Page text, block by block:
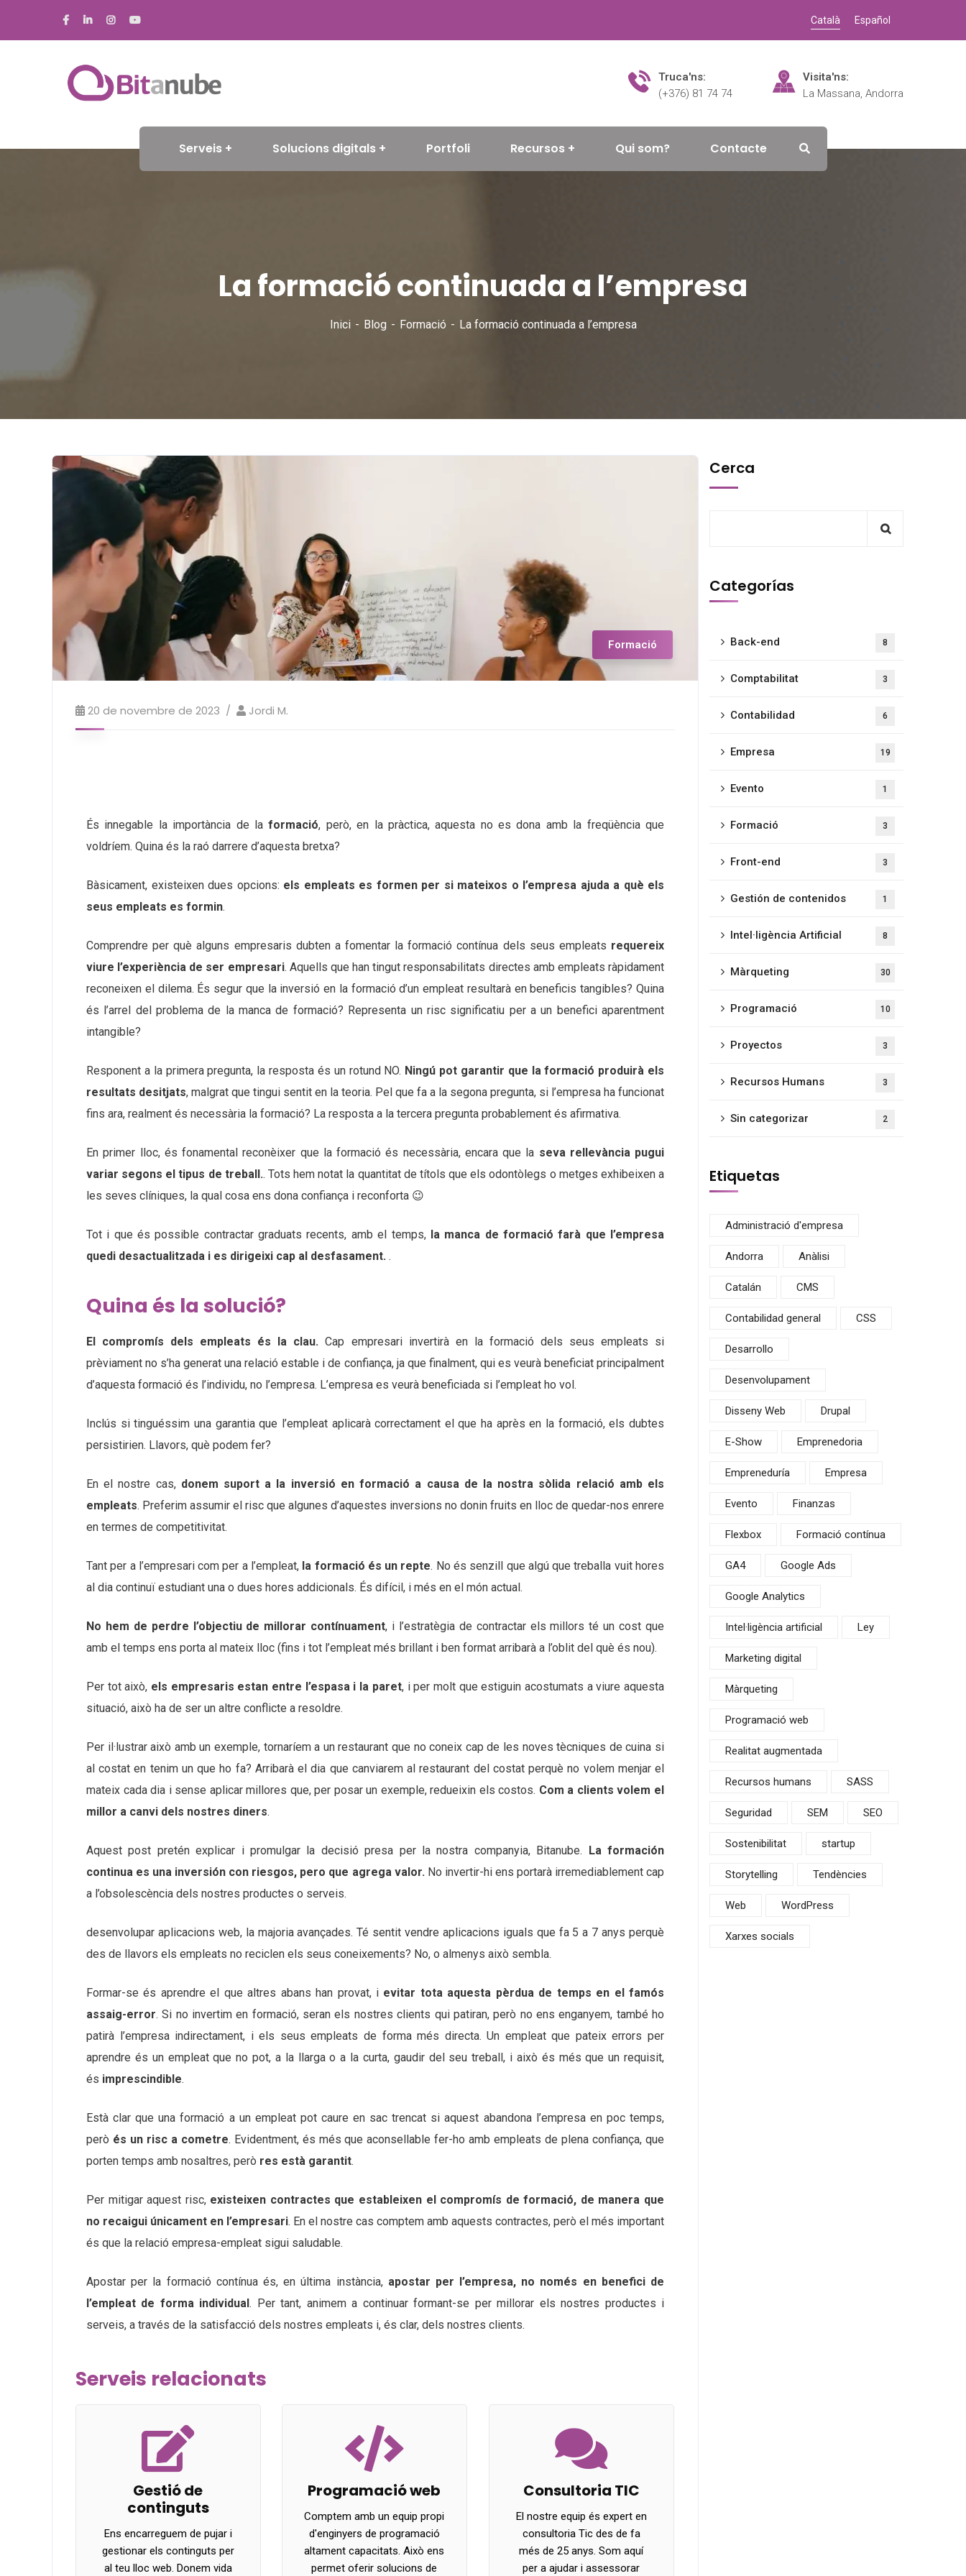
Català Español
Truca'ns:
(+376) 81 74 74
Visita'ns:
La Massana, Andorra
Serveis Solucions digitals Portfoli Recursos Qui som? Contacte
La formació continuada a l’empresa
Inici Blog Formació La formació continuada a l’empresa
Formació
20 de novembre de 2023 Jordi M.
És innegable la importància de laformació, però, en la pràctica, aquesta no es dona amb la freqüència que
voldríem. Quina és la raó darrere d’aquesta bretxa?
Bàsicament, existeixen dues opcions: els empleats es formen per si mateixos o l’empresa ajuda a què els
seus empleats es formin.
Comprendre per què alguns empresaris dubten a fomentar la formació contínua dels seus empleats requereix
viure l’experiència de ser empresari. Aquells que han tingut responsabilitats directes amb empleats ràpidament
reconeixen el dilema. És segur que la inversió en la formació d’un empleat resultarà en beneficis tangibles? Quina
és l’arrel del problema de la manca de formació? Representa un risc significatiu per a un benefici aparentment
intangible?
Responent a la primera pregunta, la resposta és un rotund NO. Ningú pot garantir que la formació produirà els
resultats desitjats, malgrat que tingui sentit en la teoria. Pel que fa a la segona pregunta, si l’empresa ha funcionat
fins ara, realment és necessària la formació? La resposta a la tercera pregunta probablement és afirmativa.
En primer lloc, és fonamental reconèixer que la formació és necessària, encara que la seva rellevància pugui
variar segons el tipus de treball.. Tots hem notat la quantitat de títols que els odontòlegs o metges exhibeixen a
les seves clíniques, la qual cosa ens dona confiança i reconforta 😉
Tot i que és possible contractar graduats recents, amb el temps, la manca de formació farà que l’empresa
quedi desactualitzada i es dirigeixi cap al desfasament. .
Quina és la solució?
El compromís dels empleats és la clau. Cap empresari invertirà en la formació dels seus empleats si
prèviament no s’ha generat una relació estable i de confiança, ja que finalment, qui es veurà beneficiat principalment
d’aquesta formació és l’individu, no l’empresa. L’empresa es veurà beneficiada si l’empleat ho vol.
Inclús si tinguéssim una garantia que l’empleat aplicarà correctament el que ha après en la formació, els dubtes
persistirien. Llavors, què podem fer?
En el nostre cas, donem suport a la inversió en formació a causa de la nostra sòlida relació amb els
empleats. Preferim assumir el risc que algunes d’aquestes inversions no donin fruits en lloc de quedar-nos enrere
en termes de competitivitat.
Tant per a l’empresari com per a l’empleat, la formació és un repte. No és senzill que algú que treballa vuit hores
al dia continuï estudiant una o dues hores addicionals. És difícil, i més en el món actual.
No hem de perdre l’objectiu de millorar contínuament, i l’estratègia de contractar els millors té un cost que
amb el temps ens porta al mateix lloc (fins i tot l’empleat més brillant i ben format arribarà a l’oblit del què és nou).
Per tot això, els empresaris estan entre l’espasa i la paret, i per molt que estiguin acostumats a viure aquesta
situació, això ha de ser un altre conflicte a resoldre.
Per il·lustrar això amb un exemple, tornaríem a un restaurant que no coneix cap de les noves tècniques de cuina si
al costat en tenim un que ho fa? Arribarà el dia que canviarem al restaurant del costat perquè no volem menjar el
mateix cada dia i sense aplicar millores que, per posar un exemple, redueixin els costos. Com a clients volem el
millor a canvi dels nostres diners.
Aquest post pretén explicar i promulgar la decisió presa per la nostra companyia, Bitanube. La formación
continua es una inversión con riesgos, pero que agrega valor. No invertir-hi ens portarà irremediablement cap
a l’obsolescència dels nostres productes o serveis.
desenvolupar aplicacions web, la majoria avançades. Té sentit vendre aplicacions iguals que fa 5 a 7 anys perquè
des de llavors els empleats no reciclen els seus coneixements? No, o almenys això sembla.
Formar-se és aprendre el que altres abans han provat, i evitar tota aquesta pèrdua de temps en el famós
assaig-error. Si no invertim en formació, seran els nostres clients qui patiran, però no ens enganyem, també ho
patirà l’empresa indirectament, i els seus empleats de forma més directa. Un empleat que pateix errors per
aprendre és un empleat que no pot, a la llarga o a la curta, gaudir del seu treball, i això és més que un requisit,
és imprescindible.
Està clar que una formació a un empleat pot caure en sac trencat si aquest abandona l’empresa en poc temps,
però és un risc a cometre. Evidentment, és més que aconsellable fer-ho amb empleats de plena confiança, que
porten temps amb nosaltres, però res està garantit.
Per mitigar aquest risc, existeixen contractes que estableixen el compromís de formació, de manera que
no recaigui únicament en l’empresari. En el nostre cas comptem amb aquests contractes, però el més important
és que la relació empresa-empleat sigui saludable.
Apostar per la formació contínua és, en última instància, apostar per l’empresa, no només en benefici de
l’empleat de forma individual. Per tant, animem a continuar formant-se per millorar els nostres productes i
serveis, a través de la satisfacció dels nostres empleats i, és clar, dels nostres clients.
Serveis relacionats
Gestió de
continguts
Ens encarreguem de pujar i
gestionar els continguts per
al teu lloc web. Donem vida
Programació web
Comptem amb un equip propi
d'enginyers de programació
altament capacitats. Això ens
permet oferir solucions de
Consultoria TIC
El nostre equip és expert en
consultoria Tic des de fa
més de 25 anys. Som aquí
per a ajudar i assessorar
Cerca
Categorías
Back-end 8
Comptabilitat 3
Contabilidad 6
Empresa 19
Evento 1
Formació 3
Front-end 3
Gestión de contenidos 1
Intel·ligència Artificial 8
Màrqueting 30
Programació 10
Proyectos 3
Recursos Humans 3
Sin categorizar 2
Etiquetas
Administració d'empresa
Andorra Anàlisi
Catalán CMS
Contabilidad general CSS
Desarrollo
Desenvolupament
Disseny Web Drupal
E-Show Emprenedoria
Empreneduría Empresa
Evento Finanzas
Flexbox Formació contínua
GA4 Google Ads
Google Analytics
Intel·ligència artificial Ley
Marketing digital
Màrqueting
Programació web
Realitat augmentada
Recursos humans SASS
Seguridad SEM SEO
Sostenibilitat startup
Storytelling Tendències
Web WordPress
Xarxes socials